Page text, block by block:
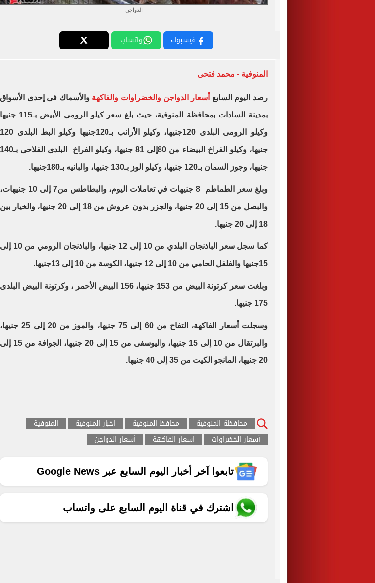
الدواجن
فيسبوك واتساب
المنوفية - محمد فتحى
رصد اليوم السابع أسعار الدواجن والخضراوات والفاكهة والأسماك فى إحدى الأسواق
بمدينة السادات بمحافظة المنوفية، حيث بلغ سعر كيلو الرومى الأبيض بـ115 جنيها
وكيلو الرومى البلدى 120جنيها، وكيلو الأرانب بـ120جنيها وكيلو البط البلدى 120
جنيها، وكيلو الفراخ البيضاء من 80إلى 81 جنيها، وكيلو الفراخ البلدى الفلاحى بـ140
جنيها، وجوز السمان بـ120 جنيها، وكيلو الوز بـ130 جنيها، والبانيه بـ180جنيها.
وبلغ سعر الطماطم 8 جنيهات في تعاملات اليوم، والبطاطس من7 إلى 10 جنيهات،
والبصل من 15 إلى 20 جنيها، والجزر بدون عروش من 18 إلى 20 جنيها، والخيار بين
18 إلى 20 جنيها.
كما سجل سعر الباذنجان البلدي من 10 إلى 12 جنيها، والباذنجان الرومي من 10 إلى
15جنيها والفلفل الحامي من 10 إلى 12 جنيها، الكوسة من 10 إلى 13جنيها.
وبلغت سعر كرتونة البيض من 153 جنيها، 156 البيض الأحمر ، وكرتونة البيض البلدى
175 جنيها.
وسجلت أسعار الفاكهة، التفاح من 60 إلى 75 جنيها، والموز من 20 إلى 25 جنيها،
والبرتقال من 10 إلى 15 جنيها، واليوسفى من 15 إلى 20 جنيها، الجوافة من 15 إلى
20 جنيها، المانجو الكيت من 35 إلى 40 جنيها.
محافظة المنوفية محافظ المنوفية اخبار المنوفية
المنوفية
أسعار الخضراوات
اسعار الفاكهة أسعار الدواجن
تابعوا آخر أخبار اليوم السابع عبر Google News
اشترك في قناة اليوم السابع على واتساب